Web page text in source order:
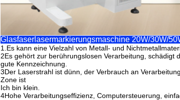
Glasfaserlasermarkierungsmaschine 20W/30W/
1. Es kann eine Vielzahl von Metall- und
2Es gehört zur berührungslosen Verarbeitung,
gute Kennzeichnung.
3Der Laserstrahl ist dünn, der Verbrauch an
Zone ist
Ich bin klein.
4Hohe Verarbeitungseffizienz, Computersteuerung,